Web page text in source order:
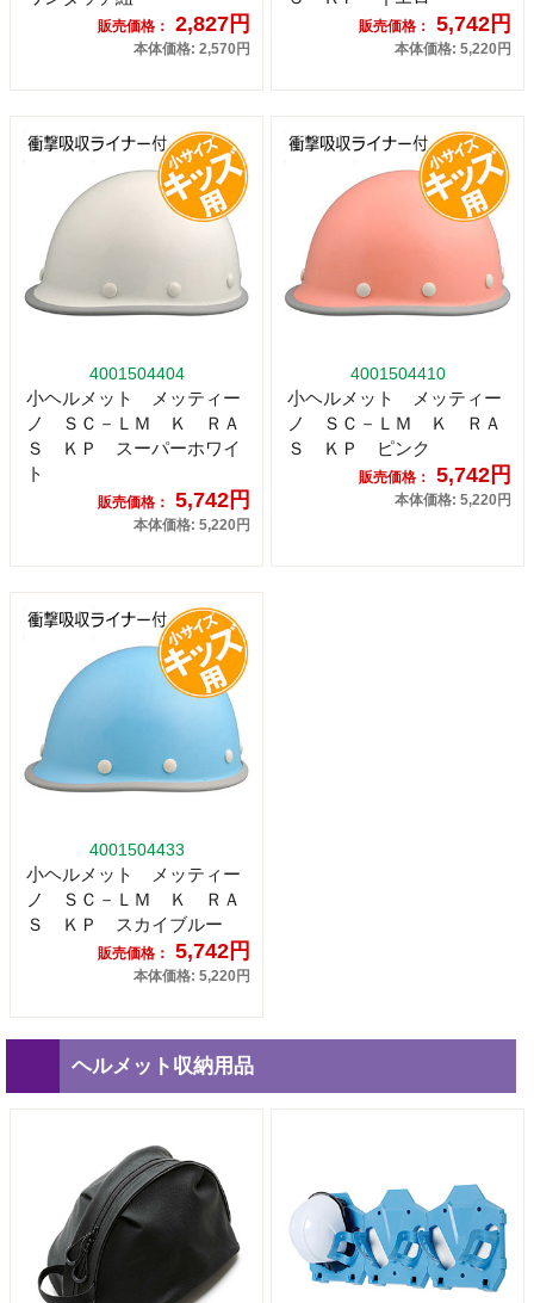
販売価格： 2,827円
本体価格: 2,570円
販売価格： 5,742円
本体価格: 5,220円
4001504404
小ヘルメット メッティー
ノ ＳＣ－ＬＭ Ｋ ＲＡ
Ｓ ＫＰ スーパーホワイ
ト
販売価格： 5,742円
本体価格: 5,220円
4001504410
小ヘルメット メッティー
ノ ＳＣ－ＬＭ Ｋ ＲＡ
Ｓ ＫＰ ピンク
販売価格： 5,742円
本体価格: 5,220円
4001504433
小ヘルメット メッティー
ノ ＳＣ－ＬＭ Ｋ ＲＡ
Ｓ ＫＰ スカイブルー
販売価格： 5,742円
本体価格: 5,220円
ヘルメット収納用品